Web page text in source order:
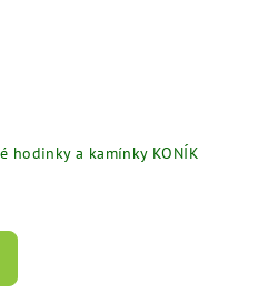
hodinky a kamínky KONÍK